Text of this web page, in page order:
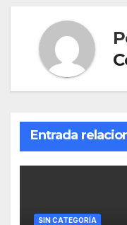
Entrada
SIN CATEGORÍA